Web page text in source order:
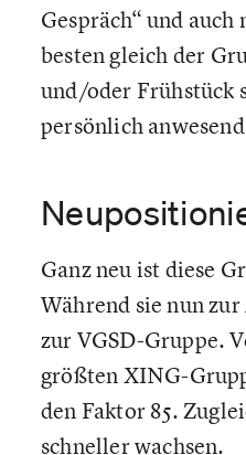
Gespräch“ und
besten gleich der
und/oder Frühstück
persönlich
Ganz neu ist diese
Während sie nun
zur VGSD-Gruppe.
größten XING-
den Faktor 85.
schneller wachsen.